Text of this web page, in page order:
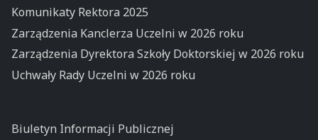
Komunikaty Rektora 2025
Zarządzenia Kanclerza Uczelni w 2026 roku
Zarządzenia Dyrektora Szkoły Doktorskiej w 2026 roku
Uchwały Rady Uczelni w 2026 roku
Biuletyn Informacji Publicznej